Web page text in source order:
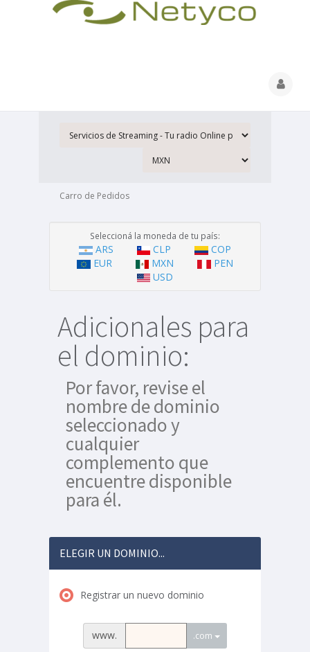
Carro de Pedidos
Seleccioná la moneda de tu país:
ARS CLP
COP
EUR
MXN
PEN
USD
Adicionales para
el dominio:
Por favor, revise el
nombre de dominio
seleccionado y
cualquier
complemento que
encuentre disponible
para él.
ELEGIR UN DOMINIO...
Registrar un nuevo dominio
www. .com